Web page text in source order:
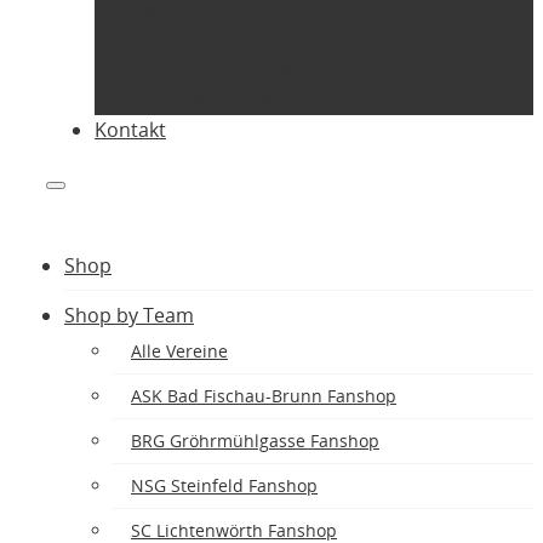
Kontakt
Shop
Shop by Team
Alle Vereine
ASK Bad Fischau-Brunn Fanshop
BRG Gröhrmühlgasse Fanshop
NSG Steinfeld Fanshop
SC Lichtenwörth Fanshop